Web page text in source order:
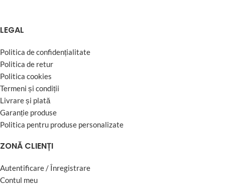
LEGAL
Politica de confidențialitate
Politica de retur
Politica cookies
Termeni și condiții
Livrare și plată
Garanție produse
Politica pentru produse personalizate
ZONĂ CLIENȚI
Autentificare / Înregistrare
Contul meu